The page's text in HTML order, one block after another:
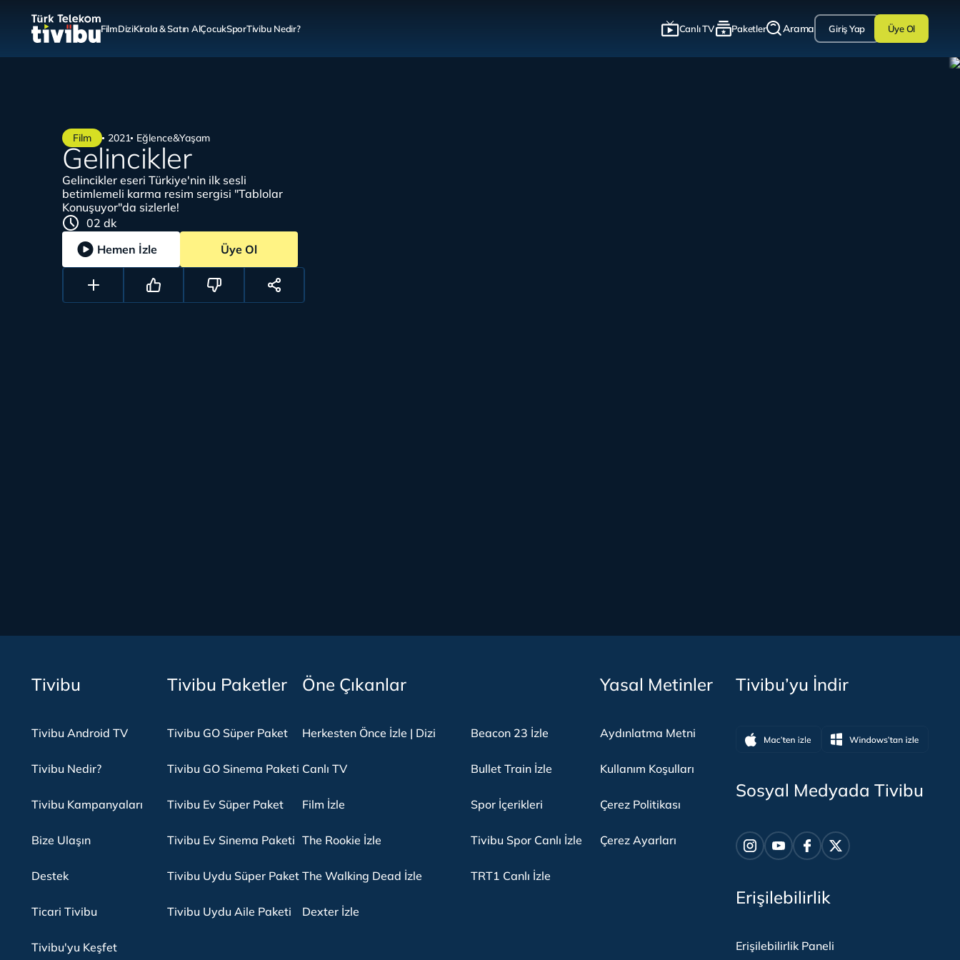
FilmDiziKirala & Satın AlÇocukSporTivibu Nedir? Canlı TV Paketler Arama Giriş Yap Üye Ol
Film 2021 Eğlence&Yaşam
Gelincikler
Gelincikler eseri Türkiye'nin ilk sesli
betimlemeli karma resim sergisi "Tablolar
Konuşuyor"da sizlerle!
02 dk
Hemen İzle
Üye Ol
Tivibu
Tivibu Android TV
Tivibu Nedir?
Tivibu Kampanyaları
Bize Ulaşın
Destek
Ticari Tivibu
Tivibu'yu Keşfet
Tivibu Paketler
Tivibu GO Süper Paket
Tivibu GO Sinema Paketi
Tivibu Ev Süper Paket
Tivibu Ev Sinema Paketi
Tivibu Uydu Süper Paket
Tivibu Uydu Aile Paketi
Öne Çıkanlar
Herkesten Önce İzle | Dizi
Canlı TV
Film İzle
The Rookie İzle
The Walking Dead İzle
Dexter İzle
Beacon 23 İzle
Bullet Train İzle
Spor İçerikleri
Tivibu Spor Canlı İzle
TRT1 Canlı İzle
Yasal Metinler
Aydınlatma Metni
Kullanım Koşulları
Çerez Politikası
Çerez Ayarları
Tivibu’yu İndir
Sosyal Medyada Tivibu
Erişilebilirlik
Erişilebilirlik Paneli